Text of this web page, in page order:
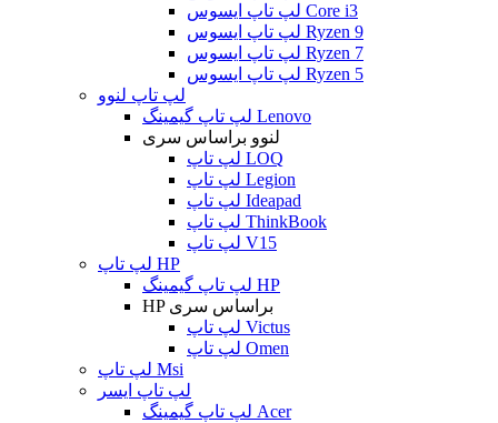
لپ تاپ ایسوس Core i3
لپ تاپ ایسوس Ryzen 9
لپ تاپ ایسوس Ryzen 7
لپ تاپ ایسوس Ryzen 5
لپ تاپ لنوو
لپ تاپ گیمینگ Lenovo
لنوو براساس سری
لپ تاپ LOQ
لپ تاپ Legion
لپ تاپ Ideapad
لپ تاپ ThinkBook
لپ تاپ V15
لپ تاپ HP
لپ تاپ گیمینگ HP
HP براساس سری
لپ تاپ Victus
لپ تاپ Omen
لپ تاپ Msi
لپ تاپ ایسر
لپ تاپ گیمینگ Acer